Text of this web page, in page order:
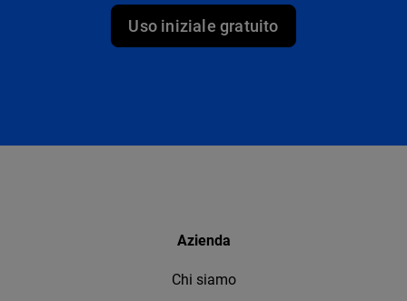
Uso iniziale gratuito
Azienda
Chi siamo